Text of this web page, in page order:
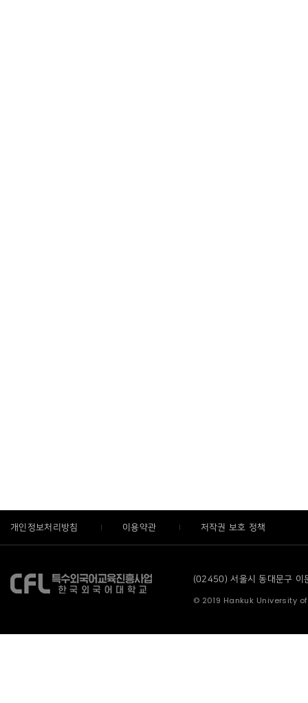
개인정보처리방침 이용약관 저작권 보호 정책
(02450) 서울시 동대문구
© 2019 Hankuk University